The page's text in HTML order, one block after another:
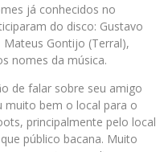
já conhecidos no
do disco: Gustavo
Gontijo (Terral),
nomes da música.
de falar sobre seu amigo
muito bem o local para o
principalmente pelo local
público bacana. Muito